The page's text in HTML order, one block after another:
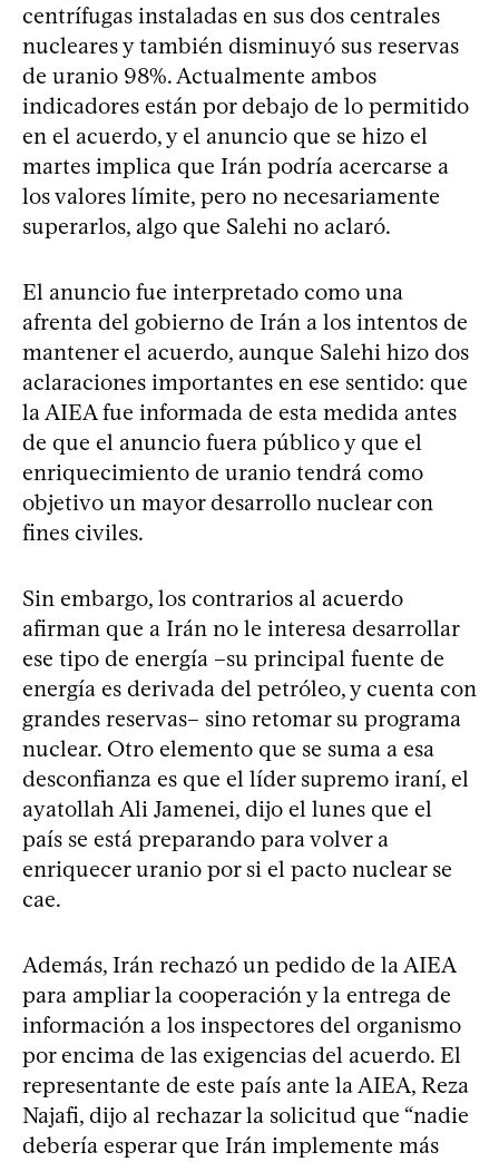
centrífugas instaladas en sus dos centrales
nucleares y también disminuyó sus reservas
de uranio 98%. Actualmente ambos
indicadores están por debajo de lo permitido
en el acuerdo, y el anuncio que se hizo el
martes implica que Irán podría acercarse a
los valores límite, pero no necesariamente
superarlos, algo que Salehi no aclaró.
El anuncio fue interpretado como una
afrenta del gobierno de Irán a los intentos de
mantener el acuerdo, aunque Salehi hizo dos
aclaraciones importantes en ese sentido: que
la AIEA fue informada de esta medida antes
de que el anuncio fuera público y que el
enriquecimiento de uranio tendrá como
objetivo un mayor desarrollo nuclear con
fines civiles.
Sin embargo, los contrarios al acuerdo
afirman que a Irán no le interesa desarrollar
ese tipo de energía –su principal fuente de
energía es derivada del petróleo, y cuenta con
grandes reservas– sino retomar su programa
nuclear. Otro elemento que se suma a esa
desconfianza es que el líder supremo iraní, el
ayatollah Ali Jamenei, dijo el lunes que el
país se está preparando para volver a
enriquecer uranio por si el pacto nuclear se
cae.
Además, Irán rechazó un pedido de la AIEA
para ampliar la cooperación y la entrega de
información a los inspectores del organismo
por encima de las exigencias del acuerdo. El
representante de este país ante la AIEA, Reza
Najafi, dijo al rechazar la solicitud que “nadie
debería esperar que Irán implemente más